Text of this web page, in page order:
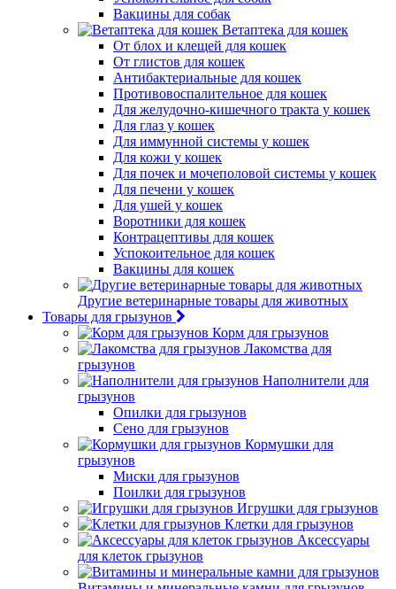
Вакцины для собак
Ветаптека для кошек
От блох и клещей для кошек
От глистов для кошек
Антибактериальные для кошек
Противовоспалительное для кошек
Для желудочно-кишечного тракта у кошек
Для глаз у кошек
Для иммунной системы у кошек
Для кожи у кошек
Для почек и мочеполовой системы у кошек
Для печени у кошек
Для ушей у кошек
Воротники для кошек
Контрацептивы для кошек
Успокоительное для кошек
Вакцины для кошек
Другие ветеринарные товары для животных
Товары для грызунов
Корм для грызунов
Лакомства для
грызунов
Наполнители для
грызунов
Опилки для грызунов
Сено для грызунов
Кормушки для
грызунов
Миски для грызунов
Поилки для грызунов
Игрушки для грызунов
Клетки для грызунов
Аксессуары
для клеток грызунов